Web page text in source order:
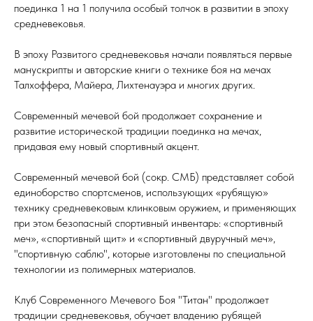
поединка 1 на 1 получила особый толчок в развитии в эпоху
средневековья.
В эпоху Развитого средневековья начали появляться первые
манускрипты и авторские книги о технике боя на мечах
Талхоффера, Майера, Лихтенауэра и многих других.
Современный мечевой бой продолжает сохранение и
развитие исторической традиции поединка на мечах,
придавая ему новый спортивный акцент.
Современный мечевой бой (сокр. СМБ) представляет собой
единоборство спортсменов, использующих «рубящую»
технику средневековым клинковым оружием, и применяющих
при этом безопасный спортивный инвентарь: «спортивный
меч», «спортивный щит» и «спортивный двуручный меч»,
"спортивную саблю", которые изготовлены по специальной
технологии из полимерных материалов.
Клуб Современного Мечевого Боя "Титан" продолжает
традиции средневековья, обучает владению рубящей